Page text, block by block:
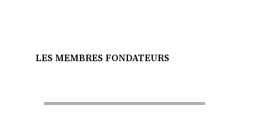
LES MEMBRES FONDATEURS